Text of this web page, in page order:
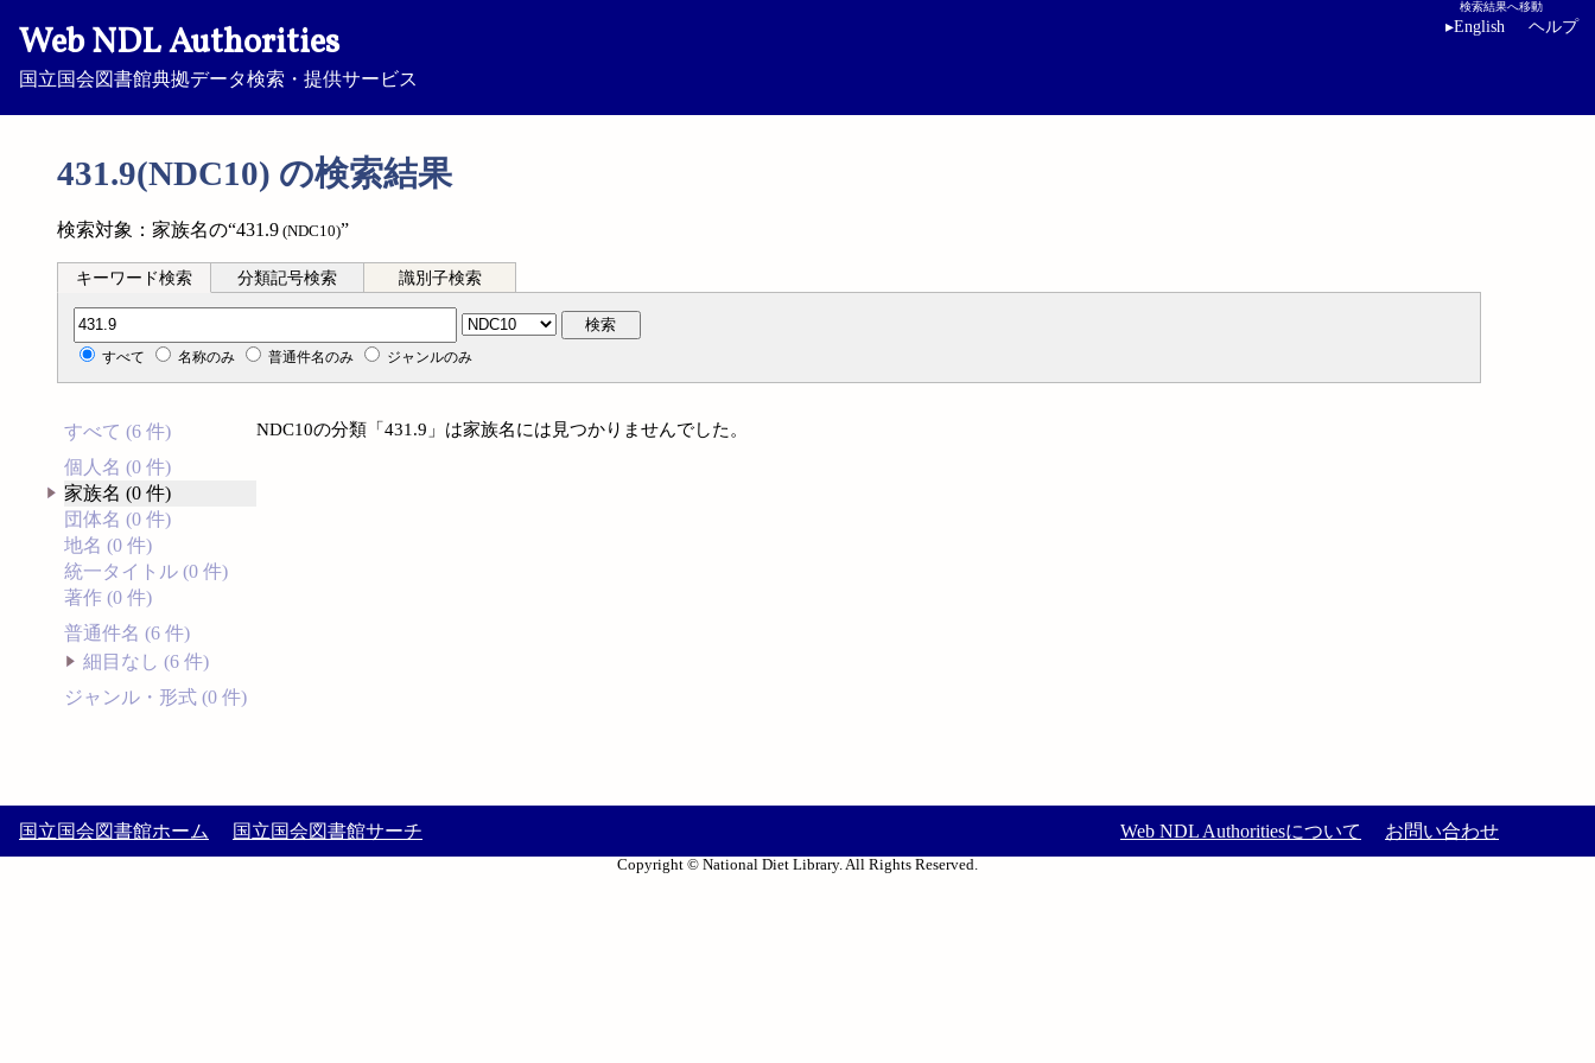
Web NDL Authorities
国立国会図書館典拠データ検索・提供サービス
検索結果へ移動
▸English ヘルプ
431.9(NDC10) の検索結果
検索対象：家族名の“431.9 (NDC10)”
キーワード検索 分類記号検索 識別子検索
分類記号検索 検索
すべて 名称のみ 普通件名のみ ジャンルのみ
すべて (6 件)
個人名 (0 件)
家族名 (0 件)
団体名 (0 件)
地名 (0 件)
統一タイトル (0 件)
著作 (0 件)
普通件名 (6 件)
細目なし (6 件)
ジャンル・形式 (0 件)
NDC10の分類「431.9」は家族名には見つかりませんでした。
国立国会図書館ホーム 国立国会図書館サーチ Web NDL Authoritiesについて お問い合わせ
Copyright © National Diet Library. All Rights Reserved.